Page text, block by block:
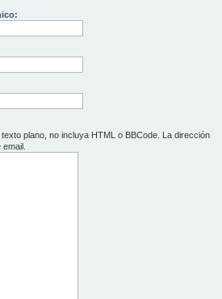
plano, no incluya HTML o BBCode. La dirección